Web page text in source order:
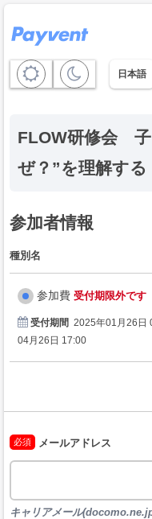
日本語
FLOW研修会
ぜ？”を理解する
参加者情報
種別名
参加費 受付期限外です
受付期間 2025年01月26日
04月26日 17:00
必須 メールアドレス
キャリアメール